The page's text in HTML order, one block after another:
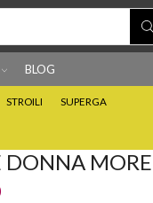
BLOG
STROILI SUPERGA
DONNA